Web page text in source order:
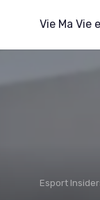
Vie Ma Vie
Esport